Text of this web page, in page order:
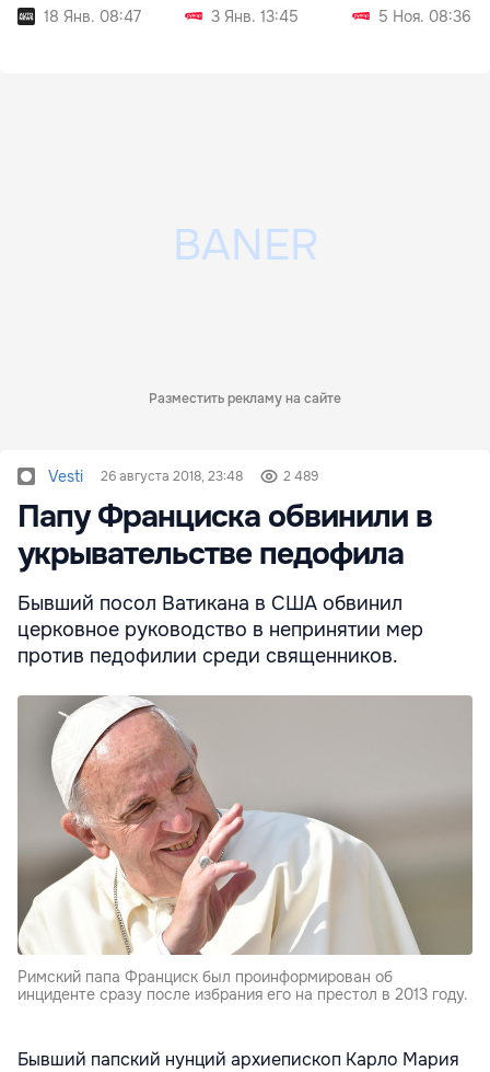
18 Янв. 08:47
3 Янв. 13:45
5 Ноя. 08:36
Разместить рекламу на сайте
Vesti 26 августа 2018, 23:48 2 489
Папу Франциска обвинили в
укрывательстве педофила
Бывший посол Ватикана в США обвинил
церковное руководство в непринятии мер
против педофилии среди священников.
Римский папа Франциск был проинформирован об
инциденте сразу после избрания его на престол в 2013 году.
Бывший папский нунций архиепископ Карло Мария